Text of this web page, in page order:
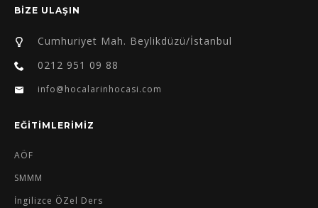
BİZE ULAŞIN
Cumhuriyet Mah. Beylikdüzü/İstanbul
0212 951 09 88
info@hocalarinhocasi.com
EĞİTİMLERİMİZ
AÖF
SMMM
İngilizce ÖZel Ders